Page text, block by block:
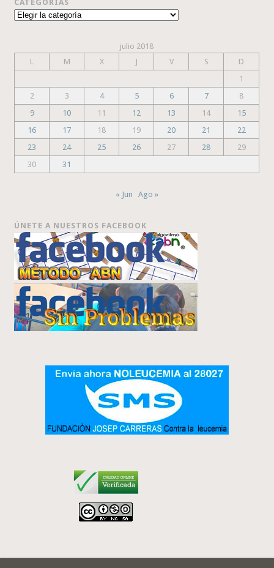
CATEGORÍAS
Categorías
julio 2018
L
M X J V S
D
1
2
3 4 5 6 7
8
9
10 11 12 13 14
15
16
17 18 19 20 21
22
23
24 25 26 27 28
29
30
31
« Jun Ago »
ÚNETE A NUESTROS FACEBOOK